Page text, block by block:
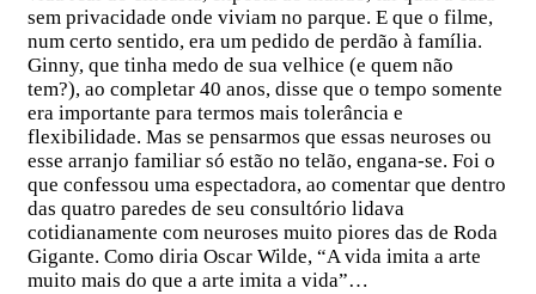
sem privacidade onde viviam no parque. E que o filme,
num certo sentido, era um pedido de perdão à família.
Ginny, que tinha medo de sua velhice (e quem não
tem?), ao completar 40 anos, disse que o tempo somente
era importante para termos mais tolerância e
flexibilidade. Mas se pensarmos que essas neuroses ou
esse arranjo familiar só estão no telão, engana-se. Foi o
que confessou uma espectadora, ao comentar que dentro
das quatro paredes de seu consultório lidava
cotidianamente com neuroses muito piores das de Roda
Gigante. Como diria Oscar Wilde, “A vida imita a arte
muito mais do que a arte imita a vida”…